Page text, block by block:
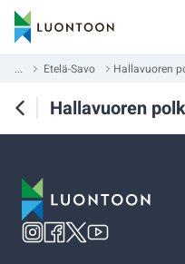
... Etelä-Savo Hallavuoren
Hallavuoren